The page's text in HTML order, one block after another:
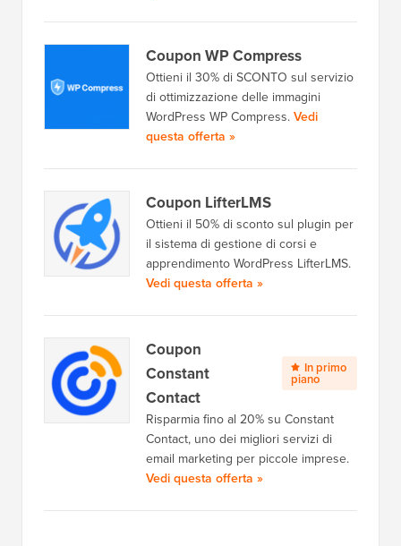
Coupon WP Compress
Ottieni il 30% di SCONTO sul servizio
di ottimizzazione delle immagini
WordPress WP Compress.Vedi
questa offerta »
Coupon LifterLMS
Ottieni il 50% di sconto sul plugin per
il sistema di gestione di corsi e
apprendimento WordPress LifterLMS.
Vedi questa offerta »
Coupon
Constant
Contact
In primo
piano
Risparmia fino al 20% su Constant
Contact, uno dei migliori servizi di
email marketing per piccole imprese.
Vedi questa offerta »